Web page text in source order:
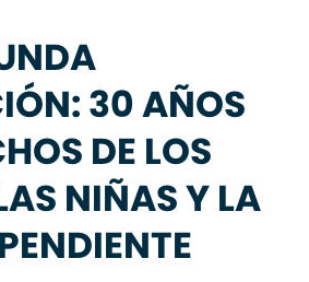
30 AÑOS
DE LOS
NIÑAS Y LA